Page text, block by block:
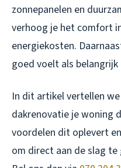
zonnepanelen en
verhoog je het comfort
energiekosten.
goed voelt als
In dit artikel vertellen
dakrenovatie je woning
voordelen dit oplevert
om direct aan de slag te